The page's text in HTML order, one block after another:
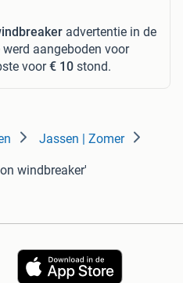
advertentie in de
aangeboden voor
voor€ 10 stond.
Jassen | Zomer
windbreaker'